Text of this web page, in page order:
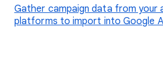
Gather campaign data from your
platforms to import into Google